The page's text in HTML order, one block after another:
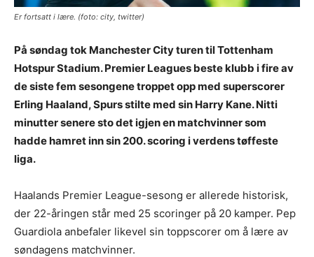
Er fortsatt i lære. (foto: city, twitter)
På søndag tok Manchester City turen til Tottenham
Hotspur Stadium. Premier Leagues beste klubb i fire av
de siste fem sesongene troppet opp med superscorer
Erling Haaland, Spurs stilte med sin Harry Kane. Nitti
minutter senere sto det igjen en matchvinner som
hadde hamret inn sin 200. scoring i verdens tøffeste
liga.
Haalands Premier League-sesong er allerede historisk,
der 22-åringen står med 25 scoringer på 20 kamper. Pep
Guardiola anbefaler likevel sin toppscorer om å lære av
søndagens matchvinner.